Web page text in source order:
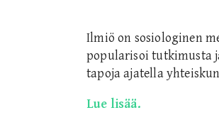
Ilmiö on sosiologinen
popularisoi tutkimusta
tapoja ajatella
Lue lisää.